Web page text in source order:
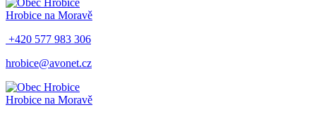
Hrobice na Moravě
+420 577 983 306
hrobice@avonet.cz
Hrobice na Moravě